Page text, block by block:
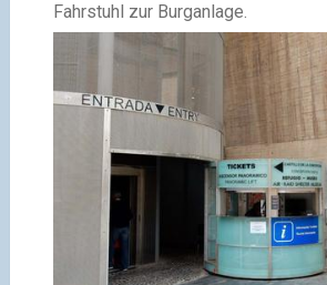
Fahrstuhl zur Burganlage.